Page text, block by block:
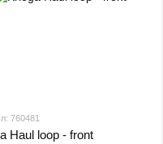
760481
Haul loop - front